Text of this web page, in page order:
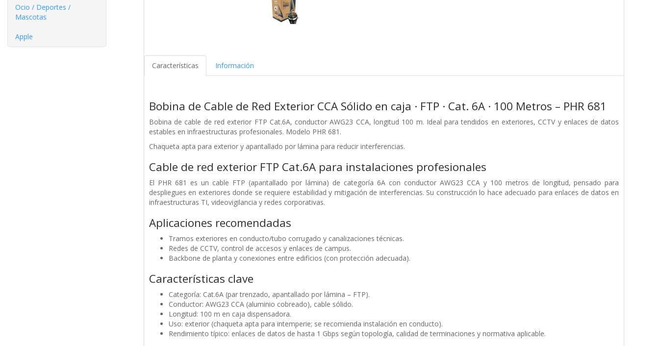
Ocio / Deportes /
Mascotas
Apple
Características Información
Bobina de Cable de Red Exterior CCA Sólido en caja · FTP · Cat. 6A · 100 Metros – PHR 681
Bobina de cable de red exterior FTP Cat.6A, conductor AWG23 CCA, longitud 100 m. Ideal para tendidos en exteriores, CCTV y enlaces de datos
estables en infraestructuras profesionales. Modelo PHR 681.
Chaqueta apta para exterior y apantallado por lámina para reducir interferencias.
Cable de red exterior FTP Cat.6A para instalaciones profesionales
El PHR 681 es un cable FTP (apantallado por lámina) de categoría 6A con conductor AWG23 CCA y 100 metros de longitud, pensado para
despliegues en exteriores donde se requiere estabilidad y mitigación de interferencias. Su construcción lo hace adecuado para enlaces de datos en
infraestructuras TI, videovigilancia y redes corporativas.
Aplicaciones recomendadas
Tramos exteriores en conducto/tubo corrugado y canalizaciones técnicas.
Redes de CCTV, control de accesos y enlaces de campus.
Backbone de planta y conexiones entre edificios (con protección adecuada).
Características clave
Categoría: Cat.6A (par trenzado, apantallado por lámina – FTP).
Conductor: AWG23 CCA (aluminio cobreado), cable sólido.
Longitud: 100 m en caja dispensadora.
Uso: exterior (chaqueta apta para intemperie; se recomienda instalación en conducto).
Rendimiento típico: enlaces de datos de hasta 1 Gbps según topología, calidad de terminaciones y normativa aplicable.